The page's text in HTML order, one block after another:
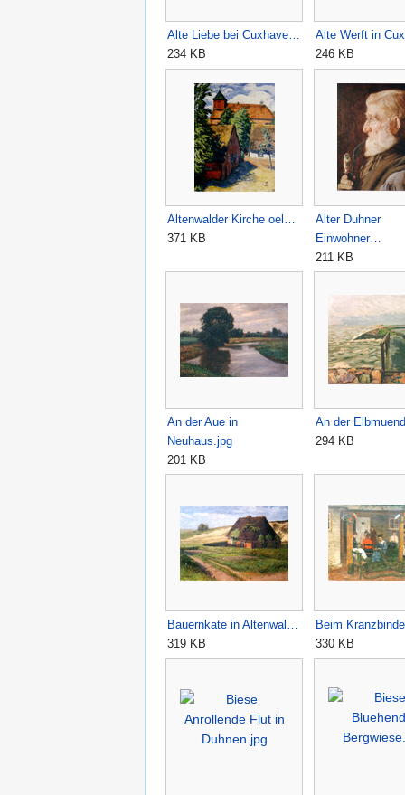
Alte Liebe bei Cuxhave…
234 KB
Alte Werft in
246 KB
Altenwalder Kirche oel…
371 KB
Alter Duhner
Einwohner…
211 KB
An der Aue in
Neuhaus.jpg
201 KB
An der
294 KB
Bauernkate in Altenwal…
319 KB
Beim
330 KB